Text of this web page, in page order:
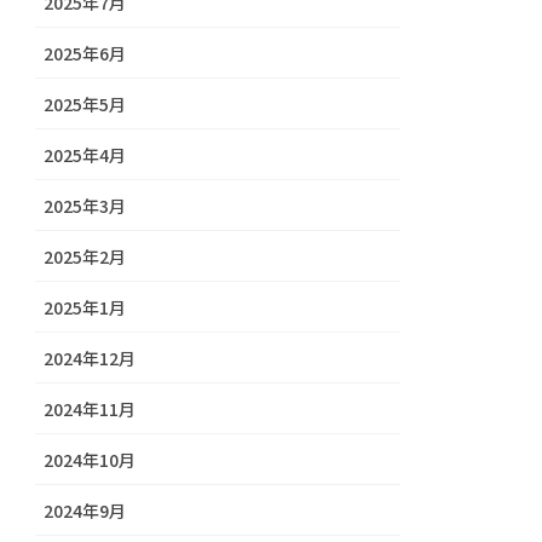
2025年6月
2025年5月
2025年4月
2025年3月
2025年2月
2025年1月
2024年12月
2024年11月
2024年10月
2024年9月